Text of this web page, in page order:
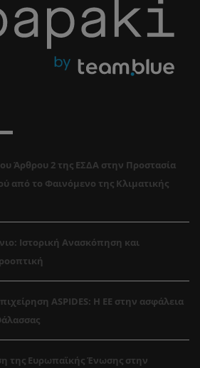
Άρθρου 2 της ΕΣΔΑ στην Προστασία
από το Φαινόμενο της Κλιματικής
Ιστορική Ανασκόπηση και
ASPIDES: Η ΕΕ στην ασφάλεια
της Ευρωπαϊκής Ένωσης στην